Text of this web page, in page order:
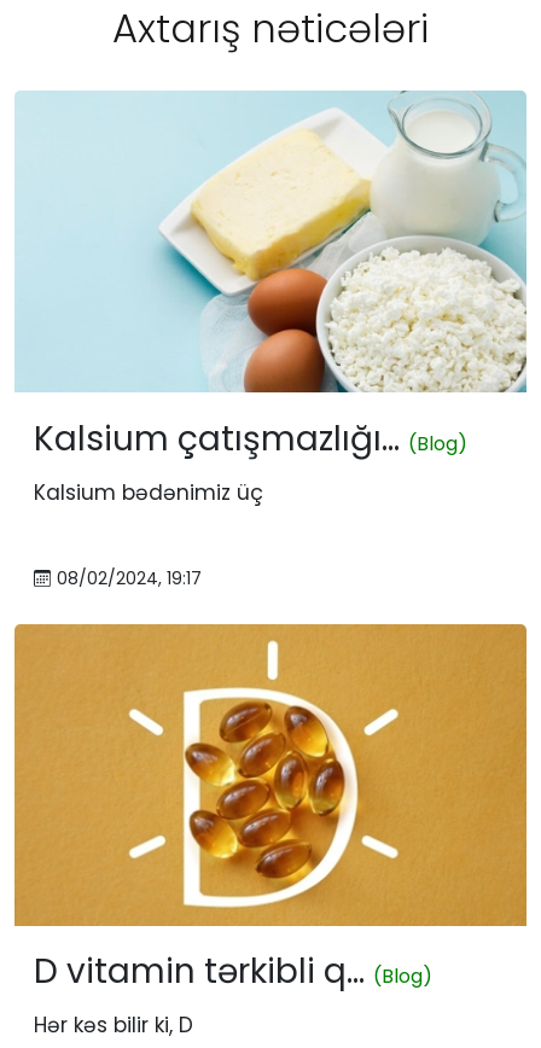
Axtarış nəticələri
Kalsium çatışmazlığı... (Blog)
Kalsium bədənimiz üç
08/02/2024, 19:17
D vitamin tərkibli q... (Blog)
Hər kəs bilir ki, D